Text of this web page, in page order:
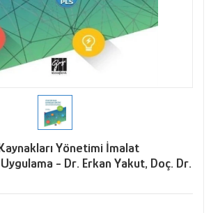
Yönetimi İmalat
- Dr. Erkan Yakut, Doç. Dr.